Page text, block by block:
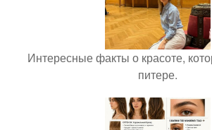
Интересные факты о красоте,
питере.